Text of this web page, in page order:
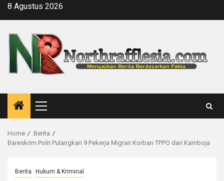
Skip8 Agustus 2026
Primary
Menu
Home
Berita
Bareskrim Polri Pulangkan 9 Pekerja Migran Korban TPPO dari Kamboja
Berita Hukum & Kriminal